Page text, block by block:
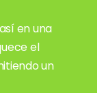
en una
el
un